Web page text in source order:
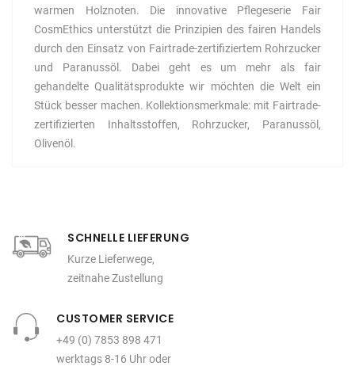
warmen Holznoten. Die innovative Pflegeserie Fair
CosmEthics unterstützt die Prinzipien des fairen Handels
durch den Einsatz von Fairtrade-zertifiziertem Rohrzucker
und Paranussöl. Dabei geht es um mehr als fair
gehandelte Qualitätsprodukte wir möchten die Welt ein
Stück besser machen. Kollektionsmerkmale: mit Fairtrade-
zertifizierten Inhaltsstoffen, Rohrzucker, Paranussöl,
Olivenöl.
SCHNELLE LIEFERUNG
Kurze Lieferwege,
zeitnahe Zustellung
CUSTOMER SERVICE
+49 (0) 7853 898 471
werktags 8-16 Uhr oder